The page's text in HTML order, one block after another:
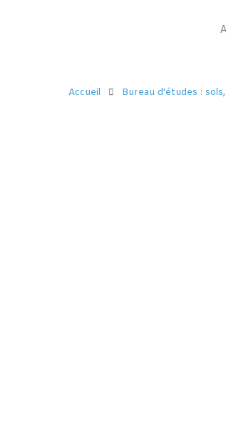
Accueil Bureau d'études :